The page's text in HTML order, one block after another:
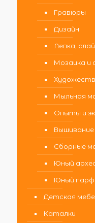
Гравюры
Дизайн
Лепка,
Мозаика и
Мыльная
Опыты и
Вышивание
Сборные
Юный
Юный
Детская
Каталки